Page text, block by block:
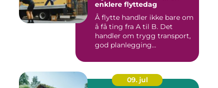
enklere flyttedag
Å flytte handler ikke bare om
å få ting fra A til B. Det
handler om trygg transport,
god planlegging...
09. jul